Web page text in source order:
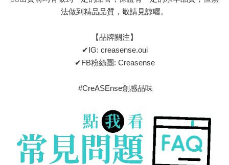
法做到精品品質，敬請見諒喔。
【品牌關注】
✔IG: creasense.oui
✔FB粉絲團: Creasense
#CreASEnse創感品味